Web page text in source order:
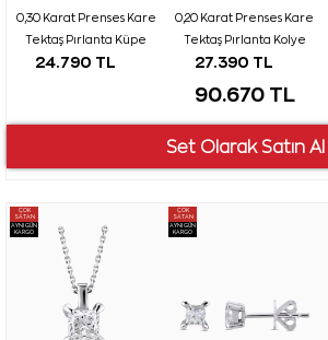
0,30 Karat Prenses Kare
Tektaş Pırlanta Küpe
24.790 TL
0,20 Karat Prenses Kare
Tektaş Pırlanta Kolye
27.390 TL
90.670 TL
ÇOK
SATAN
AYNI GÜN
KARGO
ÇOK
SATAN
AYNI GÜN
KARGO